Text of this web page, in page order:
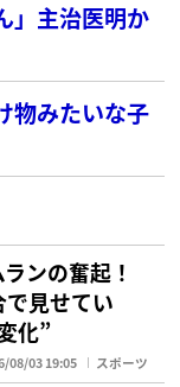
」主治医明か
物みたいな子
ンの奮起！
見せてい
化”
08/03 19:05 スポーツ